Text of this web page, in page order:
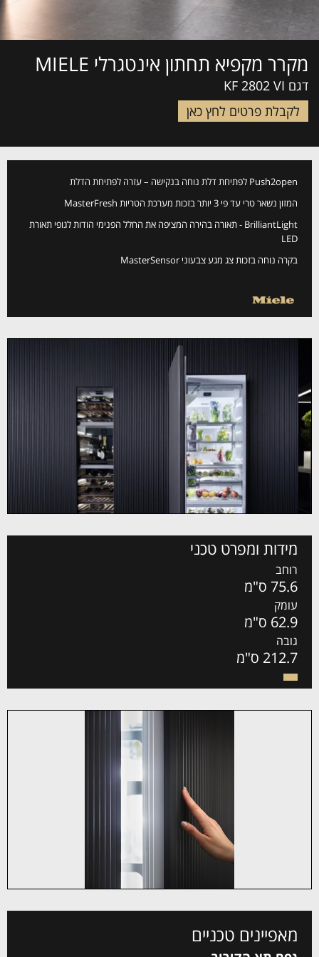
מקרר מקפיא תחתון אינטגרלי MIELE
דגם KF 2802 VI
לקבלת פרטים לחץ כאן
Push2open לפתיחת דלת נוחה בנקישה – עזרה לפתיחת הדלת
המזון נשאר טרי עד פי 3 יותר בזכות מערכת הטריות MasterFresh
BrilliantLight - תאורה בהירה המציפה את החלל הפנימי הודות לגופי תאורת
LED
בקרה נוחה בזכות צג מגע צבעוני MasterSensor
מידות ומפרט טכני
רוחב
75.6 ס"מ
עומק
62.9 ס"מ
גובה
212.7 ס"מ
מאפיינים טכניים